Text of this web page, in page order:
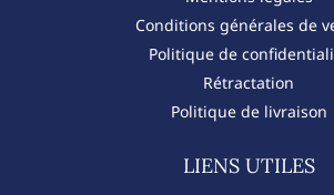
Conditions générales de
Politique de
Rétractation
Politique de livraison
LIENS UTILES